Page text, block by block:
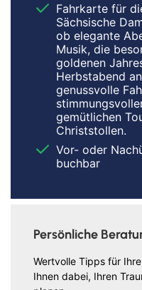
Fahrkarte für
Sächsische
ob elegante
Musik, die
goldenen
Herbstabend
genussvolle
gemütlichen
Christstollen.
Vor- oder
buchbar
Persönliche
Wertvolle Tipps für
Ihnen dabei, Ihren